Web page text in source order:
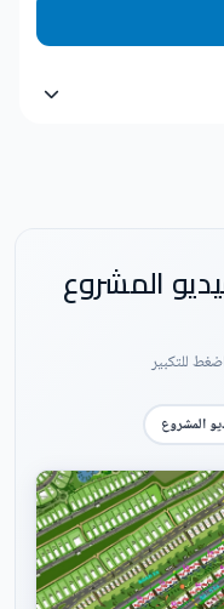
المشروع
للتكبير
المشروع